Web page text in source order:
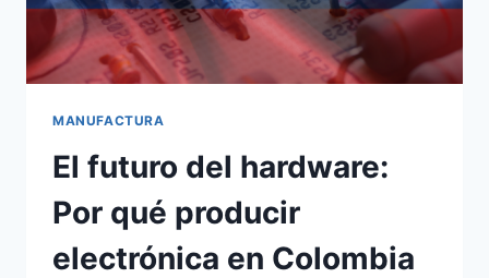
MANUFACTURA
El futuro del hardware:
Por qué producir
electrónica en Colombia